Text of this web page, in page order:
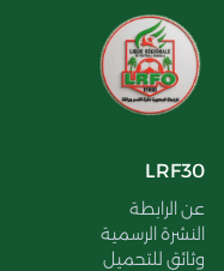
LRF30
عن الرابطة
النشرة الرسمية
وثائق للتحميل